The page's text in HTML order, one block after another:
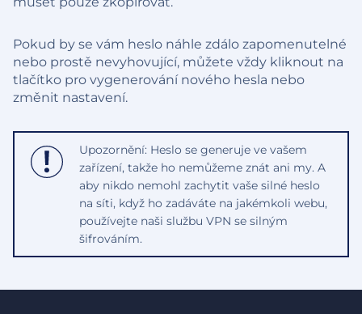
Pokud by se vám heslo náhle zdálo zapomenutelné
nebo prostě nevyhovující, můžete vždy kliknout na
tlačítko pro vygenerování nového hesla nebo
změnit nastavení.
Upozornění: Heslo se generuje ve vašem
zařízení, takže ho nemůžeme znát ani my. A
aby nikdo nemohl zachytit vaše silné heslo
na síti, když ho zadáváte na jakémkoli webu,
používejte naši službu VPN se silným
šifrováním.